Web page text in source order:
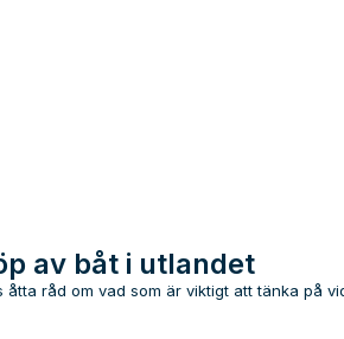
av båt i utlandet
råd om vad som är viktigt att tänka på